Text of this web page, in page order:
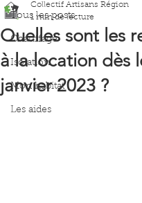
Tous les posts
Chauffage
Isolation
Mon habitat
Les aides
Quelles sont les
à la location dès
janvier 2023 ?
Collectif Artisans Région
1 min de lecture